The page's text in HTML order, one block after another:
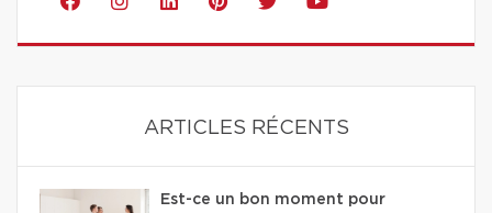
ARTICLES RÉCENTS
Est-ce un bon moment pour